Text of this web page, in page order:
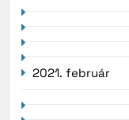
2021. február